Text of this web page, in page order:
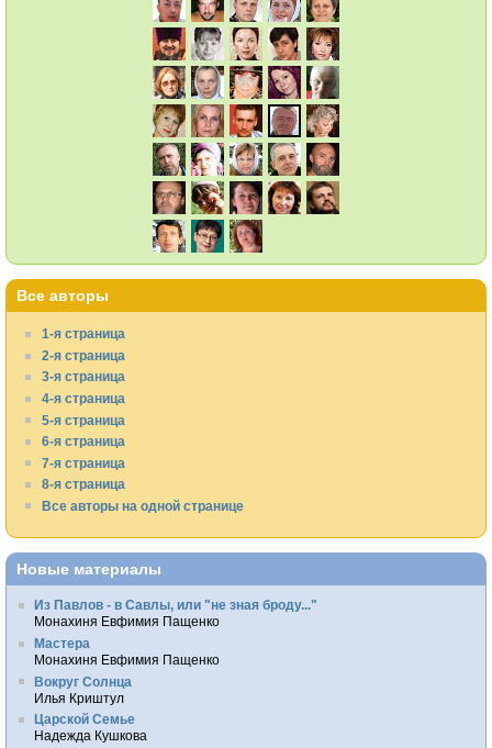
Все авторы
1-я страница
2-я страница
3-я страница
4-я страница
5-я страница
6-я страница
7-я страница
8-я страница
Все авторы на одной странице
Новые материалы
Из Павлов - в Савлы, или "не зная броду..."
Монахиня Евфимия Пащенко
Мастера
Монахиня Евфимия Пащенко
Вокруг Солнца
Илья Криштул
Царской Семье
Надежда Кушкова